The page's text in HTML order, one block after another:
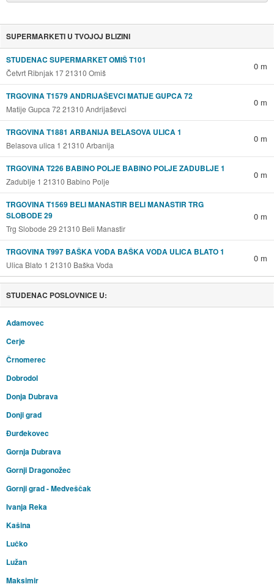
SUPERMARKETI U TVOJOJ BLIZINI
STUDENAC SUPERMARKET OMIŠ T101
Četvrt Ribnjak 17 21310 Omiš
0 m
TRGOVINA T1579 ANDRIJAŠEVCI MATIJE GUPCA 72
Matije Gupca 72 21310 Andrijaševci
0 m
TRGOVINA T1881 ARBANIJA BELASOVA ULICA 1
Belasova ulica 1 21310 Arbanija
0 m
TRGOVINA T226 BABINO POLJE BABINO POLJE ZADUBLJE 1
Zadublje 1 21310 Babino Polje
0 m
TRGOVINA T1569 BELI MANASTIR BELI MANASTIR TRG
SLOBODE 29
Trg Slobode 29 21310 Beli Manastir
0 m
TRGOVINA T997 BAŠKA VODA BAŠKA VODA ULICA BLATO 1
Ulica Blato 1 21310 Baška Voda
0 m
STUDENAC POSLOVNICE U:
Adamovec
Cerje
Črnomerec
Dobrodol
Donja Dubrava
Donji grad
Đurđekovec
Gornja Dubrava
Gornji Dragonožec
Gornji grad - Medveščak
Ivanja Reka
Kašina
Lučko
Lužan
Maksimir